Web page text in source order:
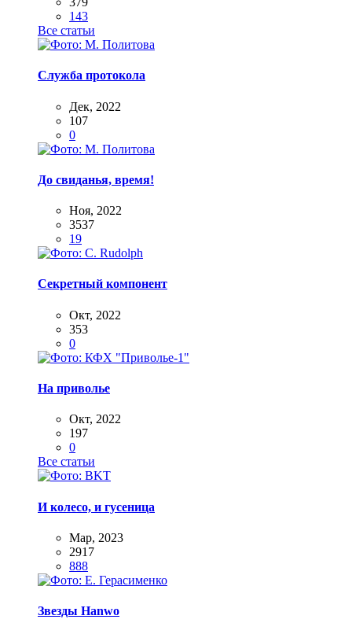
143
Все статьи
Служба протокола
Дек, 2022
107
0
До свиданья, время!
Ноя, 2022
3537
19
Секретный компонент
Окт, 2022
353
0
На приволье
Окт, 2022
197
0
Все статьи
И колесо, и гусеница
Мар, 2023
2917
888
Звезды Hanwo